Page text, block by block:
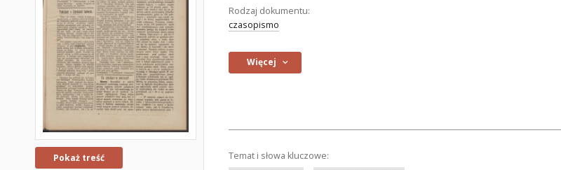
Pokaż treść
Rodzaj dokumentu:
czasopismo
Więcej
Temat i słowa kluczowe: